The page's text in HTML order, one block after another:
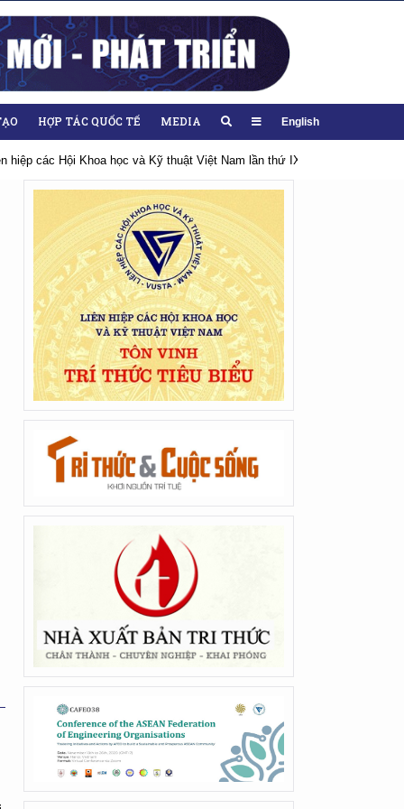
HỢP TÁC QUỐC TẾ MEDIA English
hiệp các Hội Khoa học và Kỹ thuật Việt Nam lần thứ IX, nhiệm kỳ 2026-